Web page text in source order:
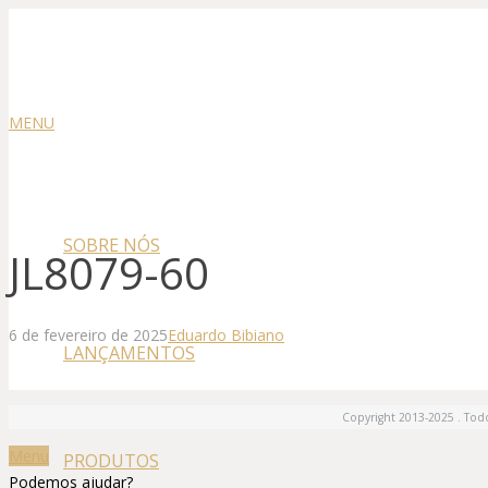
MENU
SOBRE NÓS
LANÇAMENTOS
PRODUTOS
JL8079-60
6 de fevereiro de 2025Eduardo Bibiano
Copyright 2013-2025 .
Menu
Podemos ajudar?